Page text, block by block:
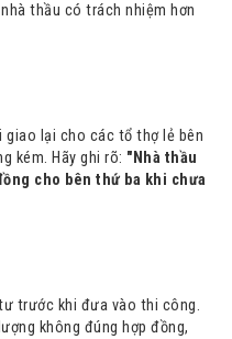
thầu có trách nhiệm hơn
giao lại cho các tổ thợ lẻ bên
kém. Hãy ghi rõ: "Nhà thầu
cho bên thứ ba khi chưa
trước khi đưa vào thi công.
không đúng hợp đồng,